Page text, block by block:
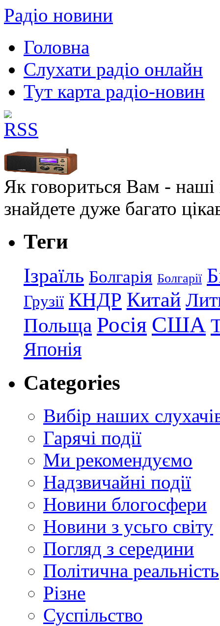
Радіо новини
Головна
Слухати радіо онлайн
Тут карта радіо-новин
Як говориться Вам - наші
знайдете дуже багато
Теги
Ізраїль Болгарія Болгарії
Грузії КНДР Китай
Польща Росія США
Японія
Categories
Вибір наших
Гарячі події
Ми рекомендуємо
Надзвичайні події
Новини блогосфери
Новини з усьго світу
Погляд з середини
Політична реальність
Різне
Суспільство